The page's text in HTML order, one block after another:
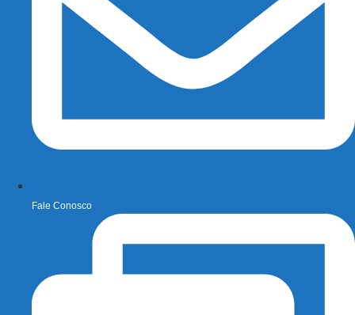
Fale Conosco